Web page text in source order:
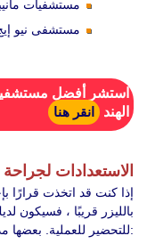
مستشفيات
مستشفى نيو
استشر أفضل
الهند
انقر هنا
الاستعدادات لجراحة
إذا كنت قد اتخذت قرارًا
بالليزر قريبًا ، فسيكون
للتحضير للعملية. بعضها مدرج أدناه: